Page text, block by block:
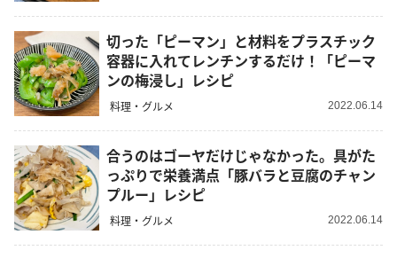
切った「ピーマン」と材料をプラスチック
容器に入れてレンチンするだけ！「ピーマ
ンの梅浸し」レシピ
料理・グルメ 2022.06.14
合うのはゴーヤだけじゃなかった。具がた
っぷりで栄養満点「豚バラと豆腐のチャン
プルー」レシピ
料理・グルメ 2022.06.14